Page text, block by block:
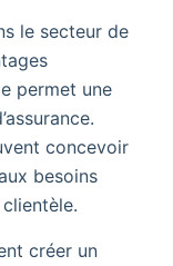
le secteur de
permet une
concevoir
besoins
créer un